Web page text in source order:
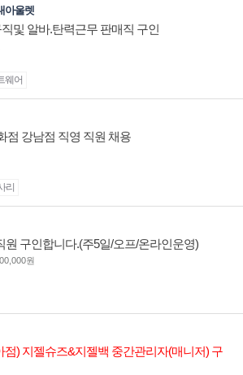
아울렛
및 알바.탄력근무 판매직 구인
웨어
점 강남점 직영 직원 채용
리
원 구인합니다.(주5일/오프/온라인운영)
원
) 지젤슈즈&지젤백 중간관리자(매니저) 구